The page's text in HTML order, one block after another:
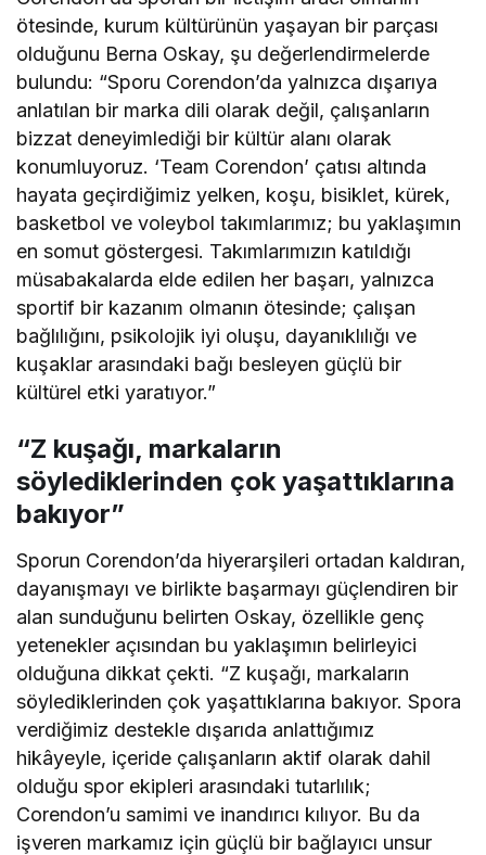
ötesinde, kurum kültürünün yaşayan bir parçası
olduğunu Berna Oskay, şu değerlendirmelerde
bulundu: “Sporu Corendon’da yalnızca dışarıya
anlatılan bir marka dili olarak değil, çalışanların
bizzat deneyimlediği bir kültür alanı olarak
konumluyoruz. ‘Team Corendon’ çatısı altında
hayata geçirdiğimiz yelken, koşu, bisiklet, kürek,
basketbol ve voleybol takımlarımız; bu yaklaşımın
en somut göstergesi. Takımlarımızın katıldığı
müsabakalarda elde edilen her başarı, yalnızca
sportif bir kazanım olmanın ötesinde; çalışan
bağlılığını, psikolojik iyi oluşu, dayanıklılığı ve
kuşaklar arasındaki bağı besleyen güçlü bir
kültürel etki yaratıyor.”
“Z kuşağı, markaların
söylediklerinden çok yaşattıklarına
bakıyor”
Sporun Corendon’da hiyerarşileri ortadan kaldıran,
dayanışmayı ve birlikte başarmayı güçlendiren bir
alan sunduğunu belirten Oskay, özellikle genç
yetenekler açısından bu yaklaşımın belirleyici
olduğuna dikkat çekti. “Z kuşağı, markaların
söylediklerinden çok yaşattıklarına bakıyor. Spora
verdiğimiz destekle dışarıda anlattığımız
hikâyeyle, içeride çalışanların aktif olarak dahil
olduğu spor ekipleri arasındaki tutarlılık;
Corendon’u samimi ve inandırıcı kılıyor. Bu da
işveren markamız için güçlü bir bağlayıcı unsur